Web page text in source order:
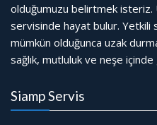
olduğumuzu belirtmek isteriz.
servisinde hayat bulur. Yetkili
mümkün olduğunca uzak
sağlık, mutluluk ve neşe
Siamp Servis